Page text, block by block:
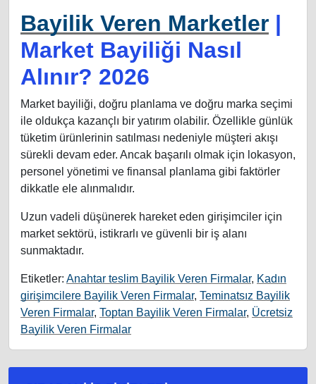
Bayilik Veren Marketler |
Market Bayiliği Nasıl
Alınır? 2026
Market bayiliği, doğru planlama ve doğru marka seçimi
ile oldukça kazançlı bir yatırım olabilir. Özellikle günlük
tüketim ürünlerinin satılması nedeniyle müşteri akışı
sürekli devam eder. Ancak başarılı olmak için lokasyon,
personel yönetimi ve finansal planlama gibi faktörler
dikkatle ele alınmalıdır.
Uzun vadeli düşünerek hareket eden girişimciler için
market sektörü, istikrarlı ve güvenli bir iş alanı
sunmaktadır.
Etiketler: Anahtar teslim Bayilik Veren Firmalar, Kadın
girişimcilere Bayilik Veren Firmalar, Teminatsız Bayilik
Veren Firmalar, Toptan Bayilik Veren Firmalar, Ücretsiz
Bayilik Veren Firmalar